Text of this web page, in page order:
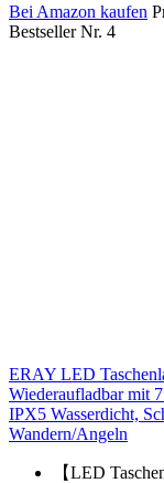
Bei Amazon kaufen
Bestseller Nr. 4
ERAY LED
Wiederaufladbar mit
IPX5 Wasserdicht,
Wandern/Angeln
【LED